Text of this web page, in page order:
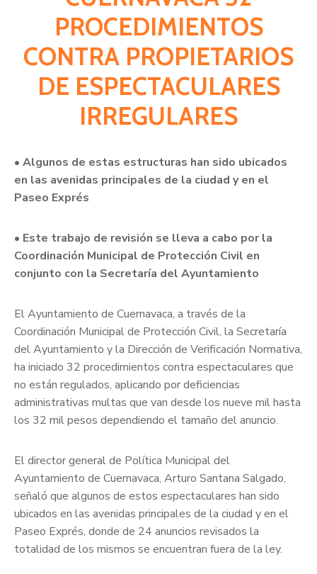
PROCEDIMIENTOS
CONTRA PROPIETARIOS
DE ESPECTACULARES
IRREGULARES
• Algunos de estas estructuras han sido ubicados
en las avenidas principales de la ciudad y en el
Paseo Exprés
• Este trabajo de revisión se lleva a cabo por la
Coordinación Municipal de Protección Civil en
conjunto con la Secretaría del Ayuntamiento
El Ayuntamiento de Cuernavaca, a través de la
Coordinación Municipal de Protección Civil, la Secretaría
del Ayuntamiento y la Dirección de Verificación Normativa,
ha iniciado 32 procedimientos contra espectaculares que
no están regulados, aplicando por deficiencias
administrativas multas que van desde los nueve mil hasta
los 32 mil pesos dependiendo el tamaño del anuncio.
El director general de Política Municipal del
Ayuntamiento de Cuernavaca, Arturo Santana Salgado,
señaló que algunos de estos espectaculares han sido
ubicados en las avenidas principales de la ciudad y en el
Paseo Exprés, donde de 24 anuncios revisados la
totalidad de los mismos se encuentran fuera de la ley.